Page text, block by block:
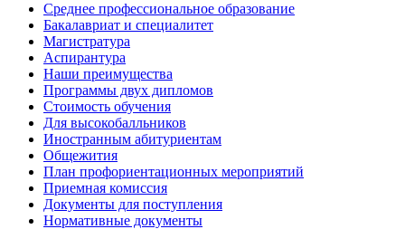
Cреднее профессиональное образование
Бакалавриат и специалитет
Магистратура
Аспирантура
Наши преимущества
Программы двух дипломов
Стоимость обучения
Для высокобалльников
Иностранным абитуриентам
Общежития
План профориентационных мероприятий
Приемная комиссия
Документы для поступления
Нормативные документы